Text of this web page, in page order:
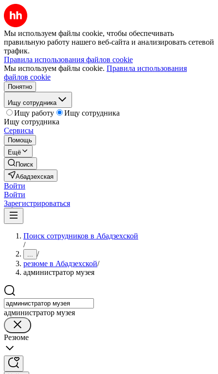
Мы используем файлы cookie, чтобы обеспечивать
правильную работу нашего веб-сайта и анализировать сетевой
трафик.
Правила использования файлов cookie
Мы используем файлы cookie. Правила использования
файлов cookie
Понятно
Ищу сотрудника
Ищу работу
Ищу сотрудника
Ищу сотрудника
Сервисы
Помощь
Ещё
Поиск
Абадзехская
Войти
Войти
Зарегистрироваться
Поиск сотрудников в Абадзехской
/
... /
резюме в Абадзехской/
администратор музея
администратор музея
Резюме